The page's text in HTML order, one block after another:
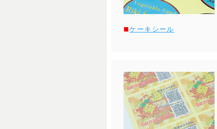
ケーキシール